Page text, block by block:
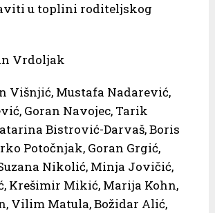
u toplini roditeljskog
Vrdoljak
Višnjić, Mustafa Nadarević,
Goran Navojec, Tarik
Bistrović-Darvaš, Boris
Potočnjak, Goran Grgić,
Nikolić, Minja Jovičić,
Krešimir Mikić, Marija Kohn,
Vilim Matula, Božidar Alić,